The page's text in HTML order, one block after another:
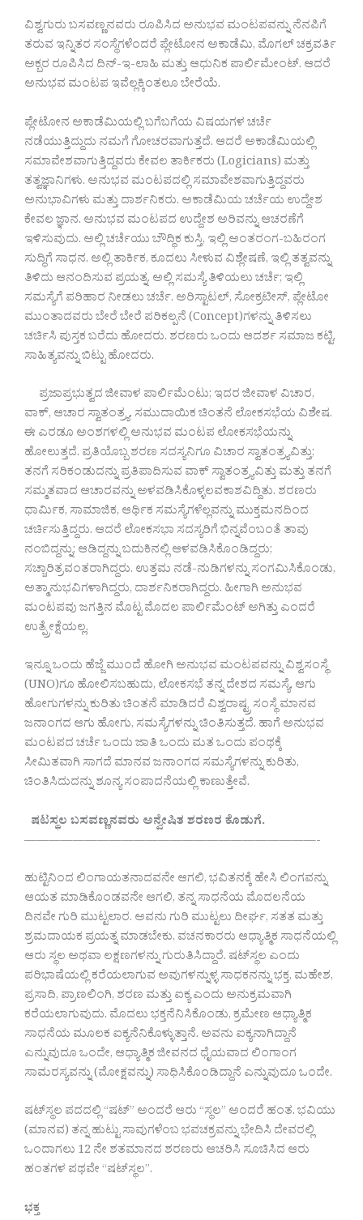
ವಿಶ್ವಗುರು ಬಸವಣ್ಣನವರು ರೂಪಿಸಿದ ಅನುಭವ ಮಂಟಪವನ್ನು ನೆನಪಿಗೆ
ತರುವ ಇನ್ನಿತರ ಸಂಸ್ಥೆಗಳೆಂದರೆ ಪ್ಲೇಟೋನ ಅಕಾಡೆಮಿ, ಮೊಗಲ್ ಚಕ್ರವರ್ತಿ
ಅಕ್ಬರ ರೂಪಿಸಿದ ದಿನ್-ಇ-ಲಾಹಿ ಮತ್ತು ಆಧುನಿಕ ಪಾರ್ಲಿಮೇಂಟ್. ಆದರೆ
ಅನುಭವ ಮಂಟಪ ಇವೆಲ್ಲಕ್ಕಿಂತಲೂ ಬೇರೆಯೆ.
ಪ್ಲೇಟೋನ ಅಕಾಡೆಮಿಯಲ್ಲಿ ಬಗೆಬಗೆಯ ವಿಷಯಗಳ ಚರ್ಚೆ
ನಡೆಯುತ್ತಿದ್ದುದು ನಮಗೆ ಗೋಚರವಾಗುತ್ತದೆ. ಆದರೆ ಅಕಾಡೆಮಿಯಲ್ಲಿ
ಸಮಾವೇಶವಾಗುತ್ತಿದ್ದವರು ಕೇವಲ ತಾರ್ಕಿಕರು (Logicians) ಮತ್ತು
ತತ್ವಜ್ಞಾನಿಗಳು. ಅನುಭವ ಮಂಟಪದಲ್ಲಿ ಸಮಾವೇಶವಾಗುತ್ತಿದ್ದವರು
ಅನುಭಾವಿಗಳು ಮತ್ತು ದಾರ್ಶನಿಕರು. ಅಕಾಡೆಮಿಯ ಚರ್ಚೆಯ ಉದ್ದೇಶ
ಕೇವಲ ಜ್ಞಾನ. ಅನುಭವ ಮಂಟಪದ ಉದ್ದೇಶ ಅರಿವನ್ನು ಆಚರಣೆಗೆ
ಇಳಿಸುವುದು. ಅಲ್ಲಿ ಚರ್ಚೆಯು ಬೌದ್ಧಿಕ ಕುಸ್ತಿ, ಇಲ್ಲಿ ಅಂತರಂಗ-ಬಹಿರಂಗ
ಸುದ್ಧಿಗೆ ಸಾಧನ. ಅಲ್ಲಿ ತಾರ್ಕಿಕ, ಕೂದಲು ಸೀಳುವ ವಿಶ್ಲೇಷಣೆ, ಇಲ್ಲಿ ತತ್ವವನ್ನು
ತಿಳಿದು ಆನಂದಿಸುವ ಪ್ರಯತ್ನ. ಅಲ್ಲಿ ಸಮಸ್ಯೆ ತಿಳಿಯಲು ಚರ್ಚೆ; ಇಲ್ಲಿ
ಸಮಸ್ಯೆಗೆ ಪರಿಹಾರ ನೀಡಲು ಚರ್ಚೆ. ಅರಿಸ್ಟಾಟಲ್, ಸೋಕ್ರಟೀಸ್, ಪ್ಲೇಟೋ
ಮುಂತಾದವರು ಬೇರೆ ಬೇರೆ ಪರಿಕಲ್ಪನೆ (Concept)ಗಳನ್ನು ತಿಳಿಸಲು
ಚರ್ಚಿಸಿ ಪುಸ್ತಕ ಬರೆದು ಹೋದರು. ಶರಣರು ಒಂದು ಆದರ್ಶ ಸಮಾಜ ಕಟ್ಟಿ,
ಸಾಹಿತ್ಯವನ್ನು ಬಿಟ್ಟು ಹೋದರು.
ಪ್ರಜಾಪ್ರಭುತ್ವದ ಜೀವಾಳ ಪಾರ್ಲಿಮೆಂಟು; ಇದರ ಜೀವಾಳ ವಿಚಾರ,
ವಾಕ್, ಆಚಾರ ಸ್ವಾತಂತ್ರ್ಯ. ಸಮುದಾಯಿಕ ಚಿಂತನೆ ಲೋಕಸಭೆಯ ವಿಶೇಷ.
ಈ ಎರಡೂ ಅಂಶಗಳಲ್ಲಿ ಅನುಭವ ಮಂಟಪ ಲೋಕಸಭೆಯನ್ನು
ಹೋಲುತ್ತದೆ. ಪ್ರತಿಯೊಬ್ಬ ಶರಣ ಸದಸ್ಯನಿಗೂ ವಿಚಾರ ಸ್ವಾತಂತ್ರ್ಯವಿತ್ತು;
ತನಗೆ ಸರಿಕಂಡುದನ್ನು ಪ್ರತಿಪಾದಿಸುವ ವಾಕ್ ಸ್ವಾತಂತ್ರ್ಯವಿತ್ತು ಮತ್ತು ತನಗೆ
ಸಮ್ಮತವಾದ ಆಚಾರವನ್ನು ಅಳವಡಿಸಿಕೊಳ್ಳಲವಕಾಶವಿದ್ದಿತು. ಶರಣರು
ಧಾರ್ಮಿಕ, ಸಾಮಾಜಿಕ, ಆರ್ಥಿಕ ಸಮಸ್ಯೆಗಳೆಲ್ಲವನ್ನು ಮುಕ್ತಮನದಿಂದ
ಚರ್ಚಿಸುತ್ತಿದ್ದರು. ಆದರೆ ಲೋಕಸಭಾ ಸದಸ್ಯರಿಗೆ ಭಿನ್ನವೆಂಬಂತೆ ತಾವು
ನಂಬಿದ್ದನ್ನು; ಆಡಿದ್ದನ್ನು ಬದುಕಿನಲ್ಲಿ ಆಳವಡಿಸಿಕೊಂಡಿದ್ದರು;
ಸಚ್ಚಾರಿತ್ರವಂತರಾಗಿದ್ದರು. ಉತ್ತಮ ನಡೆ-ನುಡಿಗಳನ್ನು ಸಂಗಮಿಸಿಕೊಂಡು,
ಅತ್ಮಾನುಭವಿಗಳಾಗಿದ್ದರು, ದಾರ್ಶನಿಕರಾಗಿದ್ದರು. ಹೀಗಾಗಿ ಅನುಭವ
ಮಂಟಪವು ಜಗತ್ತಿನ ಮೊಟ್ಟ ಮೊದಲ ಪಾರ್ಲಿಮೆಂಟ್ ಅಗಿತ್ತು ಎಂದರೆ
ಉತ್ಪ್ರೇಕ್ಷೆಯಲ್ಲ.
ಇನ್ನೂ ಒಂದು ಹೆಜ್ಜೆ ಮುಂದೆ ಹೋಗಿ ಅನುಭವ ಮಂಟಪವನ್ನು ವಿಶ್ವಸಂಸ್ಥೆ
(UNO)ಗೂ ಹೋಲಿಸಬಹುದು, ಲೋಕಸಭೆ ತನ್ನ ದೇಶದ ಸಮಸ್ಯೆ, ಆಗು
ಹೋಗುಗಳನ್ನು ಕುರಿತು ಚಿಂತನೆ ಮಾಡಿದರೆ ವಿಶ್ವರಾಷ್ಟ್ರ ಸಂಸ್ಥೆ ಮಾನವ
ಜನಾಂಗದ ಆಗು ಹೋಗು, ಸಮಸ್ಯೆಗಳನ್ನು ಚಿಂತಿಸುತ್ತದೆ. ಹಾಗೆ ಅನುಭವ
ಮಂಟಪದ ಚರ್ಚೆ ಒಂದು ಜಾತಿ ಒಂದು ಮತ ಒಂದು ಪಂಥಕ್ಕೆ
ಸೀಮಿತವಾಗಿ ಸಾಗದೆ ಮಾನವ ಜನಾಂಗದ ಸಮಸ್ಯೆಗಳನ್ನು ಕುರಿತು,
ಚಿಂತಿಸಿದುದನ್ನು ಶೂನ್ಯ ಸಂಪಾದನೆಯಲ್ಲಿ ಕಾಣುತ್ತೇವೆ.
ಷಟಸ್ಥಲ ಬಸವಣ್ಣನವರು ಅನ್ವೇಷಿತ ಶರಣರ ಕೊಡುಗೆ.
————————————————————————-
ಹುಟ್ಟಿನಿಂದ ಲಿಂಗಾಯತನಾದವನೇ ಆಗಲಿ, ಭವಿತನಕ್ಕೆ ಹೇಸಿ ಲಿಂಗವನ್ನು
ಆಯತ ಮಾಡಿಕೊಂಡವನೇ ಆಗಲಿ, ತನ್ನ ಸಾಧನೆಯ ಮೊದಲನೆಯ
ದಿನವೇ ಗುರಿ ಮುಟ್ಟಲಾರ. ಅವನು ಗುರಿ ಮುಟ್ಟಲು ದೀರ್ಘ, ಸತತ ಮತ್ತು
ಶ್ರಮದಾಯಕ ಪ್ರಯತ್ನ ಮಾಡಬೇಕು. ವಚನಕಾರರು ಆಧ್ಯಾತ್ಮಿಕ ಸಾಧನೆಯಲ್ಲಿ
ಆರು ಸ್ಥಲ ಅಥವಾ ಲಕ್ಷಣಗಳನ್ನು ಗುರುತಿಸಿದ್ದಾರೆ. ಷಟ್‌ಸ್ಥಲ ಎಂದು
ಪರಿಭಾಷೆಯಲ್ಲಿ ಕರೆಯಲಾಗುವ ಅವುಗಳನ್ನುಳ್ಳ ಸಾಧಕನನ್ನು ಭಕ್ತ, ಮಹೇಶ,
ಪ್ರಸಾದಿ, ಪ್ರಾಣಲಿಂಗಿ, ಶರಣ ಮತ್ತು ಐಕ್ಯ ಎಂದು ಅನುಕ್ರಮವಾಗಿ
ಕರೆಯಲಾಗುವುದು. ಮೊದಲು ಭಕ್ತನೆನಿಸಿಕೊಂಡು, ಕ್ರಮೇಣ ಆಧ್ಯಾತ್ಮಿಕ
ಸಾಧನೆಯ ಮೂಲಕ ಐಕ್ಯನೆನಿಕೊಳ್ಳುತ್ತಾನೆ. ಅವನು ಐಕ್ಯನಾಗಿದ್ದಾನೆ
ಎನ್ನುವುದೂ ಒಂದೇ, ಆಧ್ಯಾತ್ಮಿಕ ಜೀವನದ ಧೈಯವಾದ ಲಿಂಗಾಂಗ
ಸಾಮರಸ್ಯವನ್ನು (ಮೋಕ್ಷವನ್ನು) ಸಾಧಿಸಿಕೊಂಡಿದ್ದಾನೆ ಎನ್ನುವುದೂ ಒಂದೇ.
ಷಟ್‌ಸ್ಥಲ ಪದದಲ್ಲಿ “ಷಟ್” ಅಂದರೆ ಆರು “ಸ್ಥಲ” ಅಂದರೆ ಹಂತ. ಭವಿಯು
(ಮಾನವ) ತನ್ನ ಹುಟ್ಟು ಸಾವುಗಳೆಂಬ ಭವಚಕ್ರವನ್ನು ಭೇದಿಸಿ ದೇವರಲ್ಲಿ
ಒಂದಾಗಲು 12 ನೇ ಶತಮಾನದ ಶರಣರು ಆಚರಿಸಿ ಸೂಚಿಸಿದ ಆರು
ಹಂತಗಳ ಪಥವೇ “ಷಟ್‌ಸ್ಥಲ”.
ಭಕ್ತ